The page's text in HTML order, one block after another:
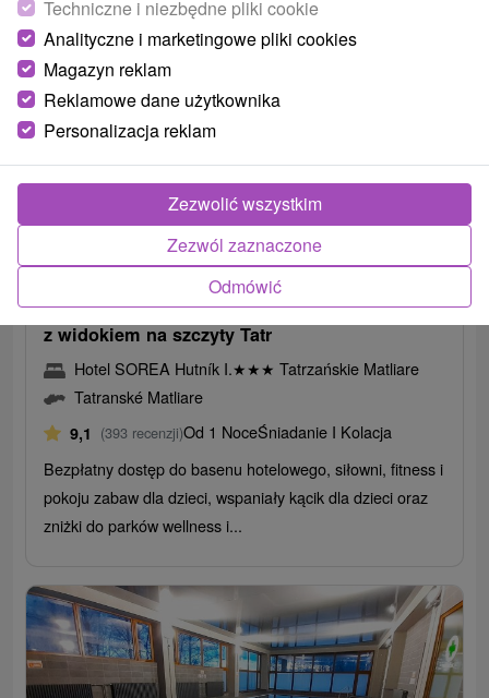
TIP
/noc/osoba
Zatrzymaj się w spokojnej tatrzańskiej scenerii
z widokiem na szczyty Tatr
Hotel SOREA Hutník I.★★★ Tatrzańskie Matliare
Tatranské Matliare
9,1 (393 recenzji)Od 1 NoceŚniadanie I Kolacja
Bezpłatny dostęp do basenu hotelowego, siłowni, fitness i
pokoju zabaw dla dzieci, wspaniały kącik dla dzieci oraz
zniżki do parków wellness i...
Techniczne i niezbędne pliki cookie
Analityczne i marketingowe pliki cookies
Magazyn reklam
Reklamowe dane użytkownika
Personalizacja reklam
Odmówić
Zezwól zaznaczone
Zezwolić wszystkim